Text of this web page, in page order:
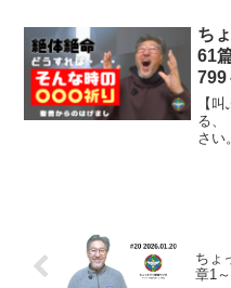
仰を
い。
ち
61
799
【
る、
さい
ちょ
章1